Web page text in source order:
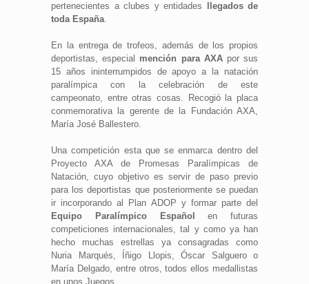
pertenecientes a clubes y entidades
llegados de
toda España.
En la entrega de trofeos, además de los propios
deportistas, especial mención para AXApor sus
15 años ininterrumpidos de apoyo a la natación
paralímpica con la celebración de este
campeonato, entre otras cosas. Recogió la placa
conmemorativa la gerente de la Fundación AXA,
María José Ballestero.
Una competición esta que se enmarca dentro del
Proyecto AXA de Promesas Paralímpicas de
Natación, cuyo objetivo es servir de paso previo
para los deportistas que posteriormente se puedan
ir incorporando al Plan ADOP y formar parte del
Equipo Paralímpico Español
en futuras
competiciones internacionales, tal y como ya han
hecho muchas estrellas ya consagradas como
Nuria Marqués, Íñigo Llopis, Óscar Salguero o
María Delgado, entre otros, todos ellos medallistas
en unos Juegos.